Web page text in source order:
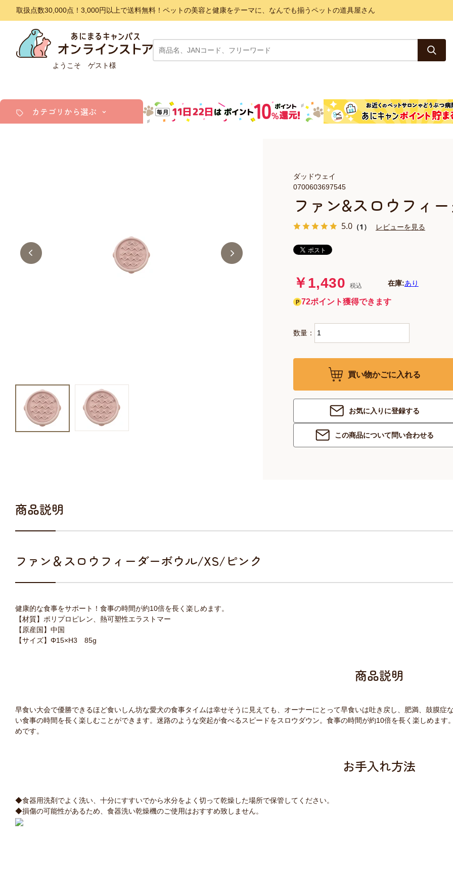
取扱点数30,000点！3,000円以上で送料無料！ペットの美容と健康をテーマに、なんでも揃うペットの道具屋さん
ようこそ ゲスト様
カテゴリから選ぶ
美容・ケア用品
服・おさんぽ用品
ファン&スロウフィ
5.0 （1） レビューを見る
0700603697545
ダッドウェイ
￥1,430 税込 在庫:あり
72ポイント獲得できます
数量：
買い物かごに入れる
お気に入りに登録する
この商品について問い合わせる
商品説明
ファン＆スロウフィーダーボウル/XS/ピンク
健康的な食事をサポート！食事の時間が約10倍を長く楽しめます。
【材質】ポリプロピレン、熱可塑性エラストマー
【原産国】中国
【サイズ】Φ15×H3 85g
商品説明
早食い大会で優勝できるほど食いしん坊な愛犬の食事タイムは幸せそうに見えても、オーナーにとって早食いは吐き戻し、肥満、鼓膜
い食事の時間を長く楽しむことができます。迷路のような突起が食べるスピードをスロウダウン。食事の時間が約10倍を長く楽しめま
めです。
お手入れ方法
◆食器用洗剤でよく洗い、十分にすすいでから水分をよく切って乾燥した場所で保管してください。
◆損傷の可能性があるため、食器洗い乾燥機のご使用はおすすめ致しません。